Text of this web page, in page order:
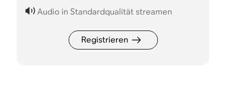
Audio in Standardqualität streamen
Registrieren